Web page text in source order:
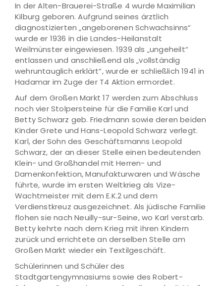
In der Alten-Brauerei-Straße 4 wurde Maximilian
Kilburg geboren. Aufgrund seines ärztlich
diagnostizierten „angeborenen Schwachsinns“
wurde er 1936 in die Landes-Heilanstalt
Weilmünster eingewiesen. 1939 als „ungeheilt“
entlassen und anschließend als „vollständig
wehruntauglich erklärt“, wurde er schließlich 1941 in
Hadamar im Zuge der T4 Aktion ermordet.
Auf dem Großen Markt 17 werden zum Abschluss
noch vier Stolpersteine für die Familie Karl und
Betty Schwarz geb. Friedmann sowie deren beiden
Kinder Grete und Hans-Leopold Schwarz verlegt.
Karl, der Sohn des Geschäftsmanns Leopold
Schwarz, der an dieser Stelle einen bedeutenden
Klein- und Großhandel mit Herren- und
Damenkonfektion, Manufakturwaren und Wäsche
führte, wurde im ersten Weltkrieg als Vize-
Wachtmeister mit dem E.K.2 und dem
Verdienstkreuz ausgezeichnet. Als jüdische Familie
flohen sie nach Neuilly-sur-Seine, wo Karl verstarb.
Betty kehrte nach dem Krieg mit ihren Kindern
zurück und errichtete an derselben Stelle am
Großen Markt wieder ein Textilgeschäft.
Schülerinnen und Schüler des
Stadtgartengymnasiums sowie des Robert-